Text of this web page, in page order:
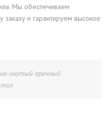
Мы обеспечиваем
и гарантируем высокое
гнутый арочный